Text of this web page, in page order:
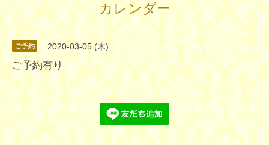
カレンダー
ご予約 2020-03-05 (木)
ご予約有り